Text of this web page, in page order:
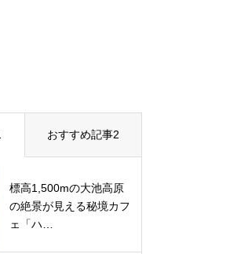
おすすめ記事2
標高1,500mの大池高原
の絶景が見える秘境カフ
ェ「ハ…